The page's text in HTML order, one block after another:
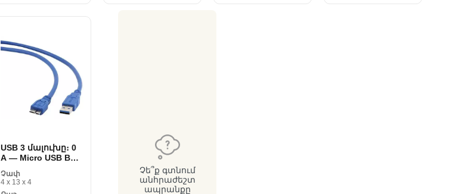
USB 3 մալուխը։ 0
A — Micro USB B
MUSB3-AMBM-0. 5
Չափ
4 x 13 x 4
Չե՞ք գտնում
անհրաժեշտ
ապրանքը